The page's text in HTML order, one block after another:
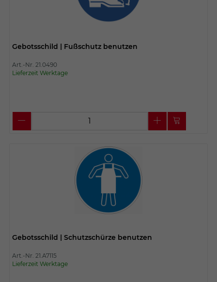
Gebotsschild | Fußschutz benutzen
Art.-Nr. 21.0490
Lieferzeit Werktage
Gebotsschild | Schutzschürze benutzen
Art.-Nr. 21.A7115
Lieferzeit Werktage